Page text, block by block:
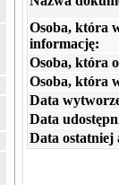
Osoba, która
informację:
Osoba, która
Osoba, która
Data
Data
Data